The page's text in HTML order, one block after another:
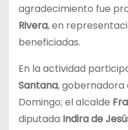
agradecimiento fue
Rivera, en
beneficiadas.
En la actividad
Santana, gobernadora
Domingo; el alcalde
diputada Indira de